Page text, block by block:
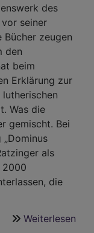
des
seiner
Bücher zeugen
den
beim
Erklärung zur
Was die
gemischt. Bei
als
2000
die
Weiterlesen